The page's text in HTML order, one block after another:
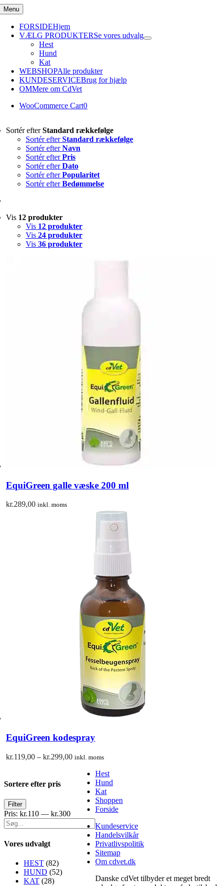
Skip
to
content
Menu
FORSIDEHjem
VÆLG PRODUKTERSe vores udvalg
Hest
Hund
Kat
WEBSHOPAlle produkter
KUNDESERVICEBrug for hjælp
OMMere om CdVet
WooCommerce Cart0
Sortér efterStandard rækkefølge
Sortér efterStandard rækkefølge
Sortér efterNavn
Sortér efterPris
Sortér efterDato
Sortér efterPopularitet
Sortér efterBedømmelse
Vis 12 produkter
Vis 12 produkter
Vis 24 produkter
Vis 36 produkter
EquiGreen galle væske 200 ml
kr.289,00 inkl. moms
EquiGreen kodespray
kr.119,00 – kr.299,00Prisinterval:
kr.299,00
inkl. moms
Sortere efter pris
Mindste
pris
Højeste
pris
Filter
Pris: kr.110 — kr.300
Vores udvalgt
HEST (82)
HUND (52)
KAT (28)
Hest
Hund
Kat
Shoppen
Forside
Kundeservice
Handelsvilkår
Privatlivspolitik
Sitemap
Om cdvet.dk
Danske cdVet tilbyder et meget bredt